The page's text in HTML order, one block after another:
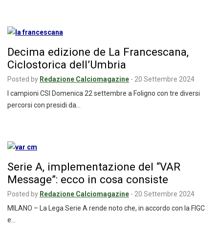
Decima edizione de La Francescana,
Ciclostorica dell’Umbria
Posted by Redazione Calciomagazine - 20 Settembre 2024
I campioni CSI Domenica 22 settembre a Foligno con tre diversi
percorsi con presidi da…
Serie A, implementazione del “VAR
Message”: ecco in cosa consiste
Posted by Redazione Calciomagazine - 20 Settembre 2024
MILANO – La Lega Serie A rende noto che, in accordo con la FIGC
e…